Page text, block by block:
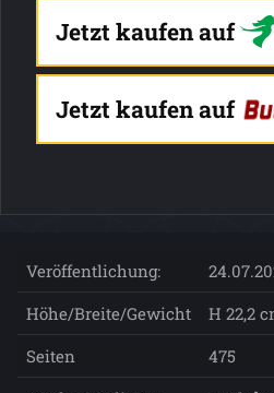
Jetzt kaufen auf
Jetzt kaufen auf
Veröffentlichung:
Höhe/Breite/Gewicht
H 22,2
Seiten
475